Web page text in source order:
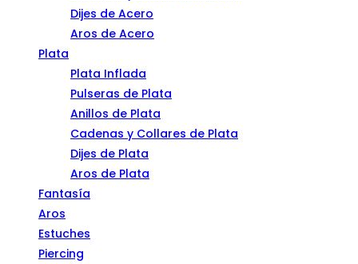
Dijes de Acero
Aros de Acero
Plata
Plata Inflada
Pulseras de Plata
Anillos de Plata
Cadenas y Collares de Plata
Dijes de Plata
Aros de Plata
Fantasía
Aros
Estuches
Piercing